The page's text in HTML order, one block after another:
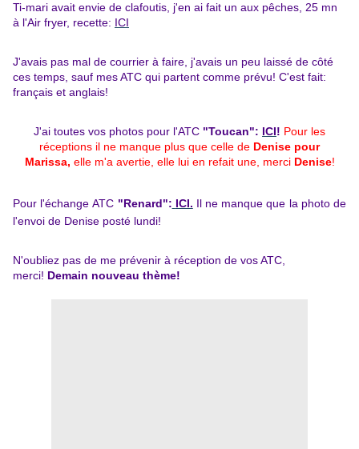
Ti-mari avait envie de clafoutis, j'en ai fait un aux pêches, 25 mn
à l'Air fryer, recette: ICI
J'avais pas mal de courrier à faire, j'avais un peu laissé de côté
ces temps, sauf mes ATC qui partent comme prévu! C'est fait:
français et anglais!
J'ai toutes vos photos pour l'ATC "Toucan": ICI! Pour les
réceptions il ne manque plus que celle de Denise pour
Marissa, elle m'a avertie, elle lui en refait une, merci Denise!
Pour l'échangeATC "Renard": ICI. Il ne manque que la photo de
l'envoi de Denise posté lundi!
N'oubliez pas de me prévenir à réception de vos ATC,
merci! Demain nouveau thème!